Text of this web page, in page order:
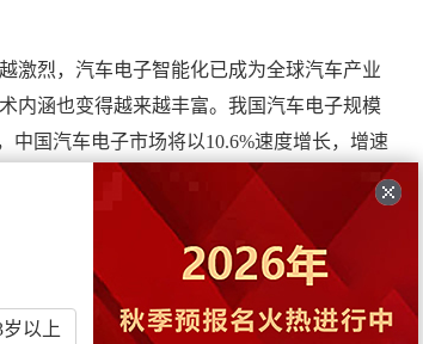
激烈，汽车电子智能化已成为全球汽车产业
内涵也变得越来越丰富。我国汽车电子规模
中国汽车电子市场将以10.6%速度增长，增速
种类较多，按应用领域可分为汽车电子控制
、娱-乐通讯)等;按用途可分为传感器、控
岁以上